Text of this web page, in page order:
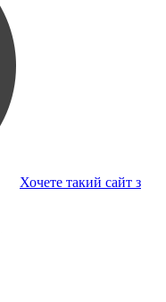
Хочете такий сайт з